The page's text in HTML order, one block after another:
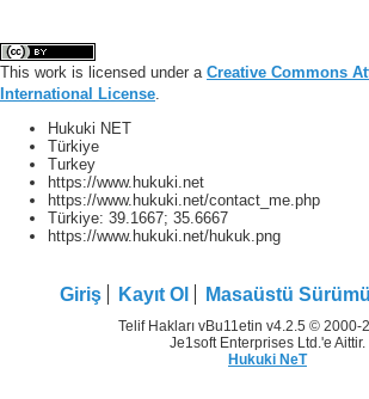
This work is licensed under a Creative Commons
International License
Hukuki NET
Türkiye
Turkey
https://www.hukuki.net
https://www.hukuki.net/contact_me.php
Türkiye: 39.1667; 35.6667
https://www.hukuki.net/hukuk.png
Giriş Kayıt Ol Masaüstü Sürümü
Telif Hakları vBu11etin v4.2.5 © 2000-
Je1soft Enterprises Ltd.'e Aittir.
Hukuki NeT